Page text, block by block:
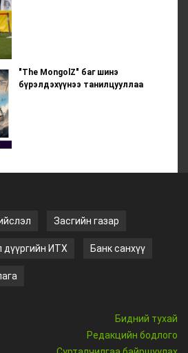
"The MongolZ" баг шинэ
бүрэлдэхүүнээ танилцууллаа
Засгийн газар
дүүргийн ИТХ Банк санхүү
Бидний тухай
Редакцийн бодлого